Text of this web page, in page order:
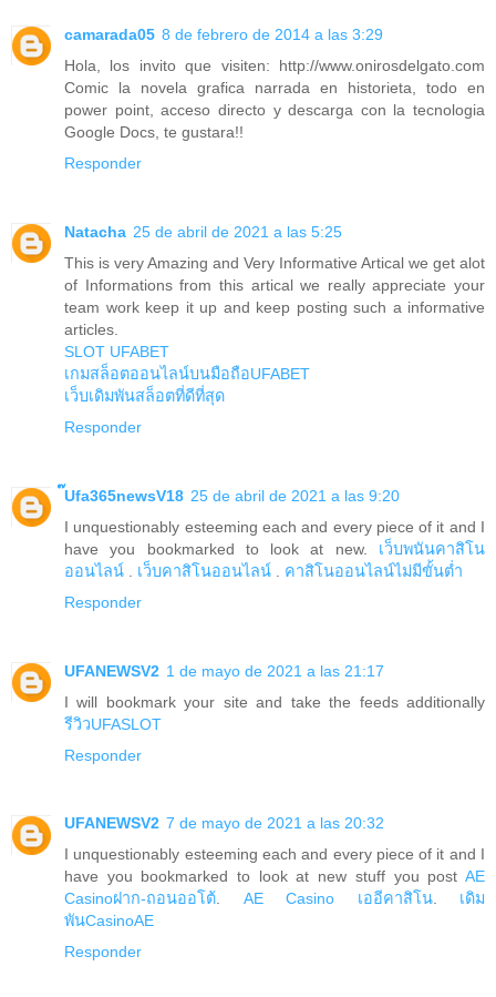
camarada05 8 de febrero de 2014 a las 3:29
Hola, los invito que visiten: http://www.onirosdelgato.com
Comic la novela grafica narrada en historieta, todo en
power point, acceso directo y descarga con la tecnologia
Google Docs, te gustara!!
Responder
Natacha 25 de abril de 2021 a las 5:25
This is very Amazing and Very Informative Artical we get alot
of Informations from this artical we really appreciate your
team work keep it up and keep posting such a informative
articles.
SLOT UFABET
เกมสล็อตออนไลน์บนมือถือUFABET
เว็บเดิมพันสล็อตที่ดีที่สุด
Responder
๊Ufa365newsV18 25 de abril de 2021 a las 9:20
I unquestionably esteeming each and every piece of it and I
have you bookmarked to look at new. เว็บพนันคาสิโน
ออนไลน์
เว็บคาสิโนออนไลน์
คาสิโนออนไลน์ไม่มีขั้นต่ำ
Responder
UFANEWSV2 1 de mayo de 2021 a las 21:17
I will bookmark your site and take the feeds additionally
รีวิวUFASLOT
Responder
UFANEWSV2 7 de mayo de 2021 a las 20:32
I unquestionably esteeming each and every piece of it and I
have you bookmarked to look at new stuff you post AE
Casinoฝาก-ถอนออโต้. AE Casino เออีคาสิโน. เดิม
พันCasinoAE
Responder